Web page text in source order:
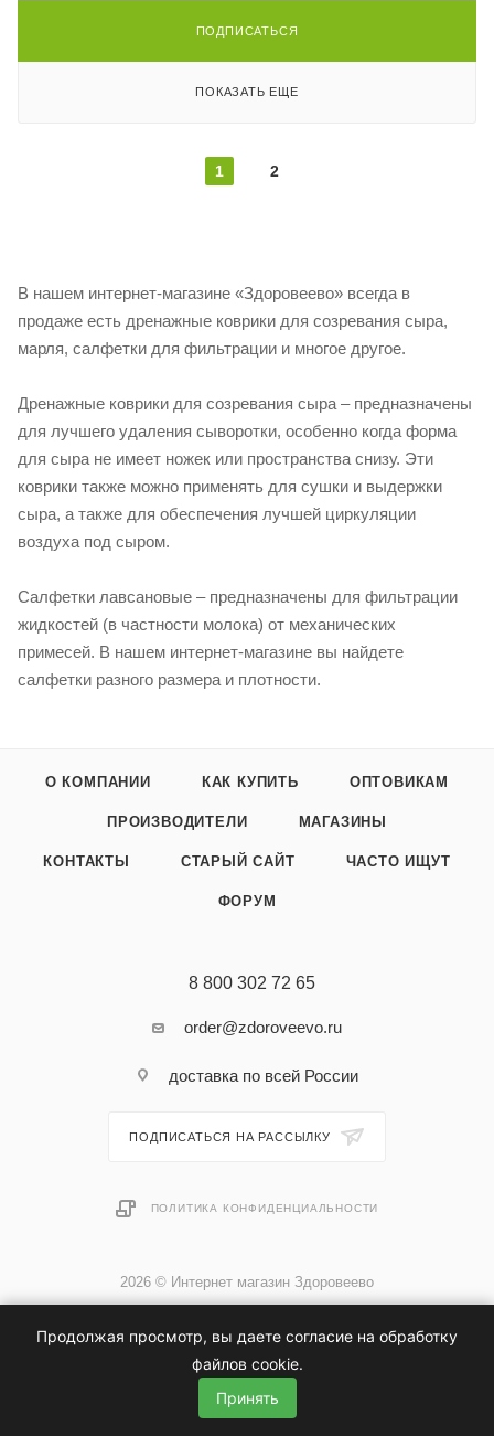
ПОДПИСАТЬСЯ
ПОКАЗАТЬ ЕЩЕ
1 2
В нашем интернет-магазине «Здоровеево» всегда в
продаже есть дренажные коврики для созревания сыра,
марля, салфетки для фильтрации и многое другое.
Дренажные коврики для созревания сыра – предназначены
для лучшего удаления сыворотки, особенно когда форма
для сыра не имеет ножек или пространства снизу. Эти
коврики также можно применять для сушки и выдержки
сыра, а также для обеспечения лучшей циркуляции
воздуха под сыром.
Салфетки лавсановые – предназначены для фильтрации
жидкостей (в частности молока) от механических
примесей. В нашем интернет-магазине вы найдете
салфетки разного размера и плотности.
О КОМПАНИИ КАК КУПИТЬ ОПТОВИКАМ
ПРОИЗВОДИТЕЛИ МАГАЗИНЫ
КОНТАКТЫ СТАРЫЙ САЙТ ЧАСТО ИЩУТ
ФОРУМ
8 800 302 72 65
order@zdoroveevo.ru
доставка по всей России
ПОДПИСАТЬСЯ НА РАССЫЛКУ
ПОЛИТИКА КОНФИДЕНЦИАЛЬНОСТИ
2026 © Интернет магазин Здоровеево
Продолжая просмотр, вы даете согласие на обработку
файлов cookie.
Принять